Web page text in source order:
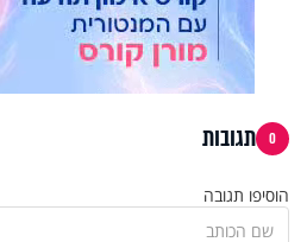
0 תגובות
הוסיפו תגובה